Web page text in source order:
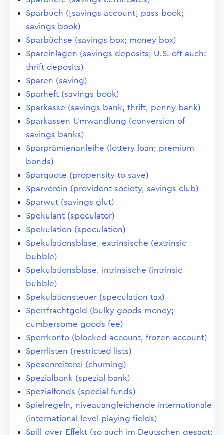
Sparbuch ([savings account] pass book;
savings book)
Sparbüchse (savings box; money box)
Spareinlagen (savings deposits; U.S. oft auch:
thrift deposits)
Sparen (saving)
Sparheft (savings book)
Sparkasse (savings bank, thrift, penny bank)
Sparkassen-Umwandlung (conversion of
savings banks)
Sparprämienanleihe (lottery loan; premium
bonds)
Sparquote (propensity to save)
Sparverein (provident society, savings club)
Sparwut (savings glut)
Spekulant (speculator)
Spekulation (speculation)
Spekulationsblase, extrinsische (extrinsic
bubble)
Spekulationsblase, intrinsische (intrinsic
bubble)
Spekulationsteuer (speculation tax)
Sperrfrachtgeld (bulky goods money;
cumbersome goods fee)
Sperrkonto (blocked account, frozen account)
Sperrlisten (restricted lists)
Spesenreiterei (churning)
Spezialbank (spezial bank)
Spezialfonds (special funds)
Spielregeln, niveauangleichende internationale
(international level playing fields)
Spill-over-Effekt (so auch im Deutschen gesagt;